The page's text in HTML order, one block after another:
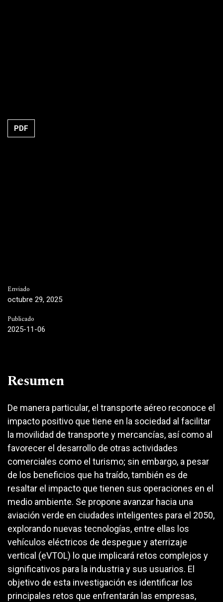
PDF
Enviado
octubre 29, 2025
Publicado
2025-11-06
Resumen
De manera particular, el transporte aéreo reconoce el
impacto positivo que tiene en la sociedad al facilitar
la movilidad de transporte y mercancías, así como al
favorecer el desarrollo de otras actividades
comerciales como el turismo; sin embargo, a pesar
de los beneficios que ha traído, también es de
resaltar el impacto que tienen sus operaciones en el
medio ambiente. Se propone avanzar hacia una
aviación verde en ciudades inteligentes para el 2050,
explorando nuevas tecnologías, entre ellas los
vehículos eléctricos de despegue y aterrizaje
vertical (eVTOL) lo que implicará retos complejos y
significativos para la industria y sus usuarios. El
objetivo de esta investigación es identificar los
principales retos que enfrentarán las empresas,